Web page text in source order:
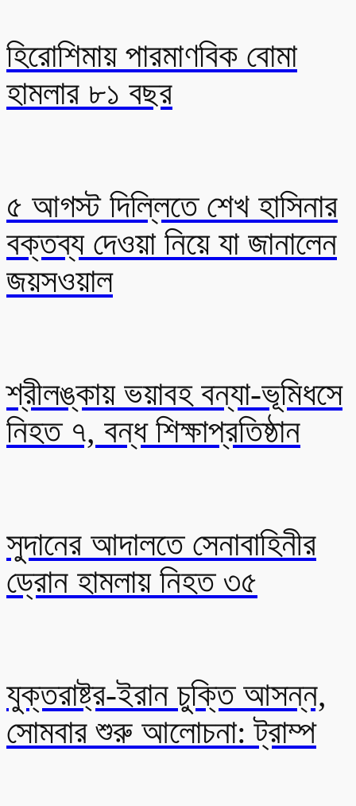
হিরোশিমায় পারমাণবিক বোমা
হামলার ৮১ বছর
৫ আগস্ট দিল্লিতে শেখ হাসিনার
বক্তব্য দেওয়া নিয়ে যা জানালেন
জয়সওয়াল
শ্রীলঙ্কায় ভয়াবহ বন্যা-ভূমিধসে
নিহত ৭, বন্ধ শিক্ষাপ্রতিষ্ঠান
সুদানের আদালতে সেনাবাহিনীর
ড্রোন হামলায় নিহত ৩৫
যুক্তরাষ্ট্র-ইরান চুক্তি আসন্ন,
সোমবার শুরু আলোচনা: ট্রাম্প